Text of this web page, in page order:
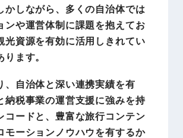
かしながら、多くの自治体では
ンや運営体制に課題を抱えてお
光資源を有効に活用しきれてい
ます。
、自治体と深い連携実績を有
納税事業の運営支援に強みを持
コードと、豊富な旅行コンテン
モーションノウハウを有するか